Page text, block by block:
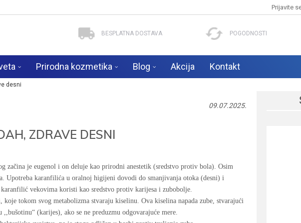
Prijavite
BESPLATNA DOSTAVA POGODNOSTI
Prirodna kozmetika Blog Akcija Kontakt
desni
09.07.2025.
ZDRAVE DESNI
začina je eugenol i on deluje kao prirodni anestetik (sredstvo protiv bola). Osim
Upotreba karanfilića u oralnoj higijeni dovodi do smanjivanja otoka (desni) i
vekovima koristi kao sredstvo protiv karijesa i zubobolje.
tokom svog metabolizma stvaraju kiselinu. Ova kiselina napada zube, stvarajući
(karijes), ako se ne preduzmu odgovarajuće mere.